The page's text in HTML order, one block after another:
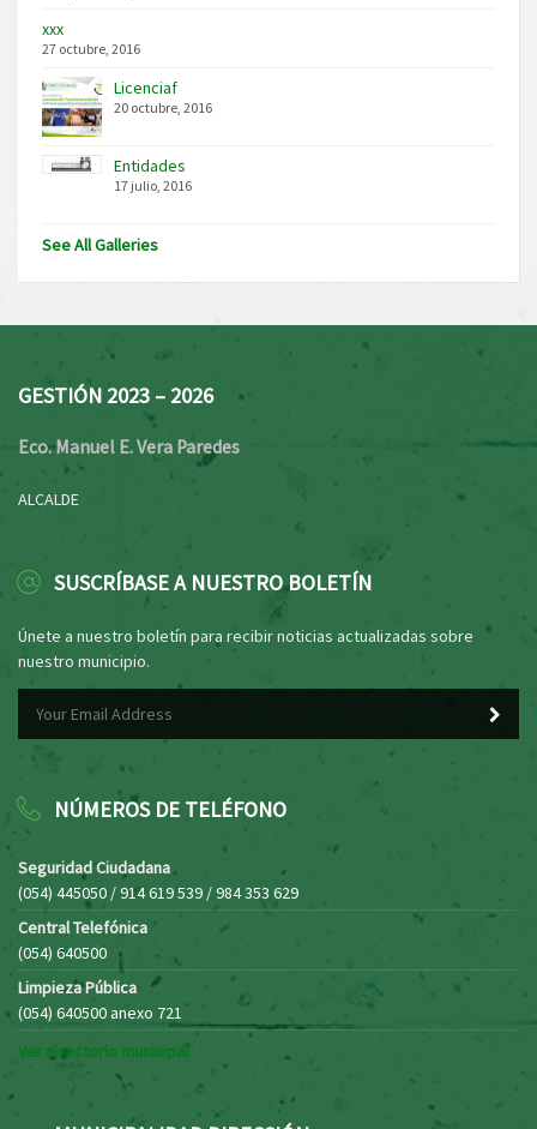
xxx
27 octubre, 2016
Licenciaf
20 octubre, 2016
Entidades
17 julio, 2016
See All Galleries
GESTIÓN 2023 – 2026
Eco. Manuel E. Vera Paredes
ALCALDE
SUSCRÍBASE A NUESTRO BOLETÍN
Únete a nuestro boletín para recibir noticias actualizadas sobre
nuestro municipio.
NÚMEROS DE TELÉFONO
Seguridad Ciudadana
(054) 445050 / 914 619 539 / 984 353 629
Central Telefónica
(054) 640500
Limpieza Pública
(054) 640500 anexo 721
Ver directorio municipal